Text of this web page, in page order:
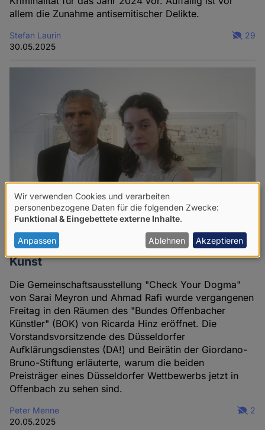
allem die Zunahme antisemitischer Delikte.
Stefan Laurin
30.05.2025
29
Gemeinsame iranische und israelische
Kunst
Die Gemeinschaftsausstellung "Check Your Dogma"
von Sarai Meyron und Ahmad Rafi wurde vergangenen
Freitag in den Räumen des "Bundes Offenbacher
Künstler" (BOK) von Ricarda Hinz eröffnet. Die
Vorstandsvorsitzende des Düsseldorfer
Aufklärungsdienstes (DA!) und Beirätin der Giordano-
Bruno-Stiftung erläuterte, warum die beiden
Preisträger eines Düsseldorfer Wettbewerbs jetzt in
Offenbach zu sehen sind.
Peter Menne
20.05.2025
2
Verwendung
von
personenbezogenen
Daten
Cookies
Wir verwenden Cookies und verarbeiten
personenbezogene Daten für die folgenden Zwecke:
Funktional & Eingebettete externe Inhalte.
Anpassen Ablehnen Akzeptieren